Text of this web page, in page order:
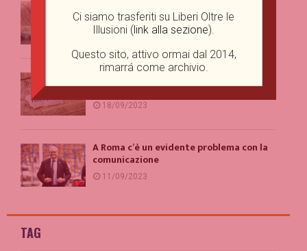
non ce ne sono?
29/09/2023
I limiti della libertà d’espressione: una
prospettiva giuridica
18/09/2023
A Roma c’è un evidente problema con la
comunicazione
11/09/2023
TAG
Ci siamo trasferiti su Liberi Oltre le
Illusioni (link alla sezione).
Questo sito, attivo ormai dal 2014,
rimarrá come archivio.